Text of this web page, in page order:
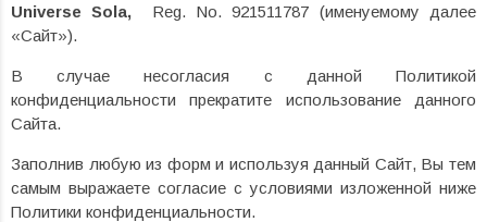
Universe Sola, Reg. No. 921511787 (именуемому далее
«Сайт»).
В случае несогласия с данной Политикой
конфиденциальности прекратите использование данного
Сайта.
Заполнив любую из форм и используя данный Сайт, Вы тем
самым выражаете согласие с условиями изложенной ниже
Политики конфиденциальности.